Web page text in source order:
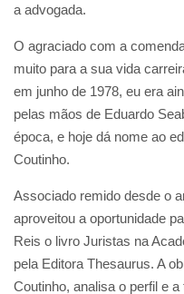
a advogada.
O agraciado com a
muito para a sua vida
em junho de 1978, eu era
pelas mãos de Eduardo
época, e hoje dá nome ao
Coutinho.
Associado remido desde o
aproveitou a oportunidade
Reis o livro Juristas na
pela Editora Thesaurus. A
Coutinho, analisa o perfil e